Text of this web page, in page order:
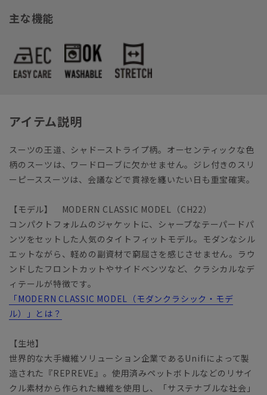
主な機能
アイテム説明
スーツの王道、シャドーストライプ柄。オーセンティックな色
柄のスーツは、ワードローブに欠かせません。ジレ付きのスリ
ーピーススーツは、会議などで貫禄を纏いたい日も重宝確実。
【モデル】 MODERN CLASSIC MODEL（CH22）
コンパクトフォルムのジャケットに、シャープなテーパードパ
ンツをセットした人気のタイトフィットモデル。モダンなシル
エットながら、軽めの副資材で窮屈さを感じさせません。ラウ
ンドしたフロントカットやサイドベンツなど、クラシカルなデ
ィテールが特徴です。
「MODERN CLASSIC MODEL（モダンクラシック・モデ
ル）」とは？
【生地】
世界的な大手繊維ソリューション企業であるUnifiによって製
造された『REPREVE』。使用済みペットボトルなどのリサイ
クル素材から作られた繊維を使用し、「サステナブルな社会」